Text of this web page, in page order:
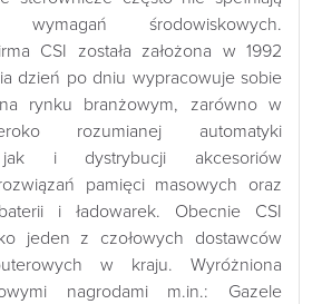
wymagań środowiskowych.
CSI została założona w 1992
dzień po dniu wypracowuje sobie
rynku branżowym, zarówno w
rozumianej automatyki
jak i dystrybucji akcesoriów
pamięci masowych oraz
i ładowarek. Obecnie CSI
jeden z czołowych dostawców
w kraju. Wyróżniona
nagrodami m.in.: Gazele